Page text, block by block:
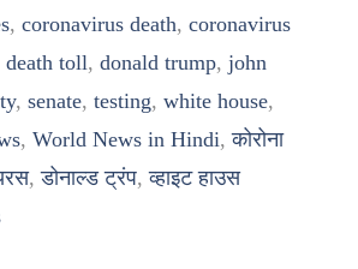
, coronavirus death, coronavirus
death toll, donald trump, john
, senate, testing, white house,
, World News in Hindi,कोरोना
,डोनाल्ड ट्रंप,व्हाइट हाउस